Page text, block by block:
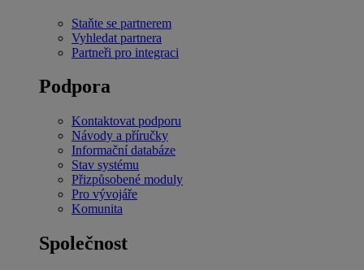
Staňte se partnerem
Vyhledat partnera
Partneři pro integraci
Podpora
Kontaktovat podporu
Návody a příručky
Informační databáze
Stav systému
Přizpůsobené moduly
Pro vývojáře
Komunita
Společnost